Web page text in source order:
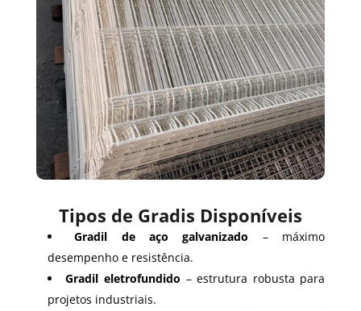
Tipos de Gradis Disponíveis
Gradil de aço galvanizado – máximo
desempenho e resistência.
Gradil eletrofundido – estrutura robusta para
projetos industriais.